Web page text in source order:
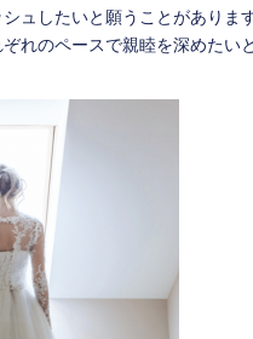
ュしたいと願うことがあります
れのペースで親睦を深めたい